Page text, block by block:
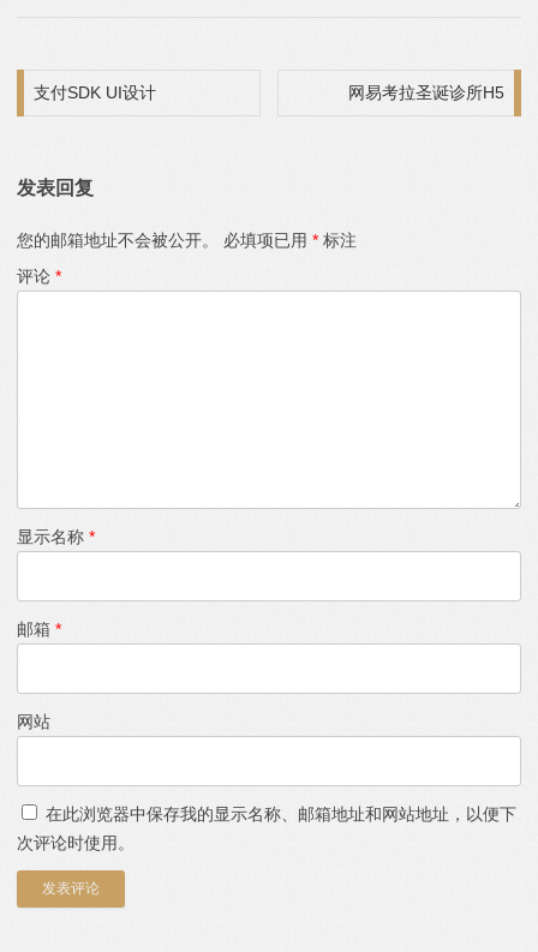
文章导航
支付SDK UI设计 网易考拉圣诞诊所H5
发表回复
您的邮箱地址不会被公开。 必填项已用 * 标注
评论 *
显示名称 *
邮箱 *
网站
在此浏览器中保存我的显示名称、邮箱地址和网站地址，以便下
次评论时使用。